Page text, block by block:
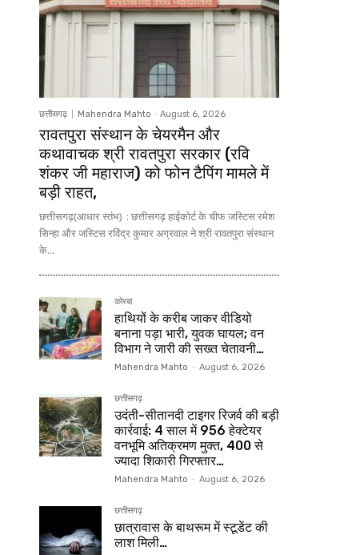
छत्तीसगढ़ Mahendra Mahto - August 6, 2026
रावतपुरा संस्थान के चेयरमैन और
कथावाचक श्री रावतपुरा सरकार (रवि
शंकर जी महाराज) को फोन टैपिंग मामले में
बड़ी राहत,
छत्तीसगढ़(आधार स्तंभ) : छत्तीसगढ़ हाईकोर्ट के चीफ जस्टिस रमेश
सिन्हा और जस्टिस रविंद्र कुमार अग्रवाल ने श्री रावतपुरा संस्थान
के...
कोरबा
हाथियों के करीब जाकर वीडियो
बनाना पड़ा भारी, युवक घायल; वन
विभाग ने जारी की सख्त चेतावनी…
Mahendra Mahto - August 6, 2026
छत्तीसगढ़
उदंती-सीतानदी टाइगर रिजर्व की बड़ी
कार्रवाई: 4 साल में 956 हेक्टेयर
वनभूमि अतिक्रमण मुक्त, 400 से
ज्यादा शिकारी गिरफ्तार…
Mahendra Mahto - August 6, 2026
छत्तीसगढ़
छात्रावास के बाथरूम में स्टूडेंट की
लाश मिली…